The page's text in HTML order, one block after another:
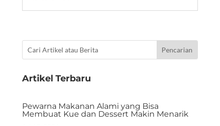
Artikel Terbaru
Pewarna Makanan Alami yang Bisa
Membuat Kue dan Dessert Makin Menarik